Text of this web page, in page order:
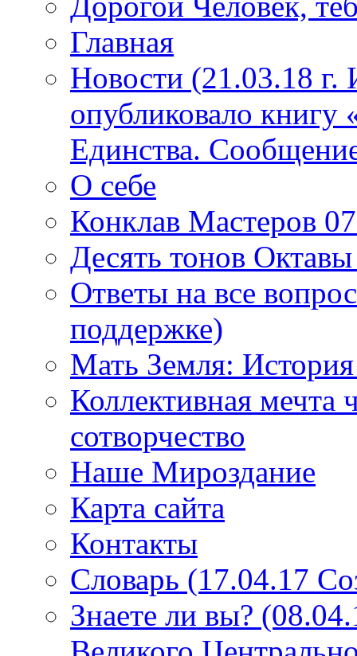
Главная
Новости (21.03.18 г.
опубликовало книгу
Единства.
О себе
Конклав Мастеров
Десять тонов
Ответы на все
поддержке)
Мать Земля: История
Коллективная мечта
сотворчество
Наше Мироздание
Карта сайта
Контакты
Словарь (17.04.17
Знаете ли вы?